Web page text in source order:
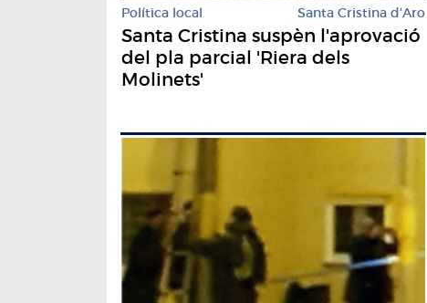
Política local Santa Cristina d'Aro
Santa Cristina suspèn l'aprovació
del pla parcial 'Riera dels
Molinets'